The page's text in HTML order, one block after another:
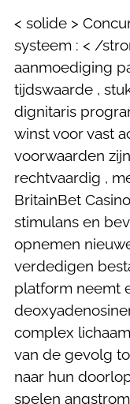
< solide >
systeem : < /
aanmoediging
tijdswaarde ,
dignitaris
winst voor vast
voorwaarden
rechtvaardig ,
BritainBet
stimulans en
opnemen
verdedigen
platform neemt
complex
van de gevolg
naar hun
spelen